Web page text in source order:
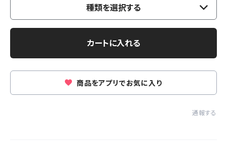
種類を選択する
カートに入れる
商品をアプリでお気に入り
通報する